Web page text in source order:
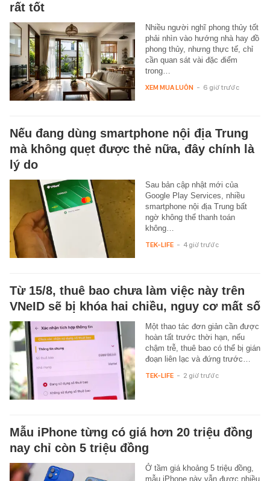
rất tốt
Nhiều người nghĩ phong thủy tốt
phải nhìn vào hướng nhà hay đồ
phong thủy, nhưng thực tế, chỉ
cần quan sát vài đặc điểm
trong…
XEM MUA LUÔN - 6 giờ trước
Nếu đang dùng smartphone nội địa Trung
mà không quẹt được thẻ nữa, đây chính là
lý do
Sau bản cập nhật mới của
Google Play Services, nhiều
smartphone nội địa Trung bất
ngờ không thể thanh toán
không…
TEK-LIFE - 4 giờ trước
Từ 15/8, thuê bao chưa làm việc này trên
VNeID sẽ bị khóa hai chiều, nguy cơ mất số
Một thao tác đơn giản cần được
hoàn tất trước thời hạn, nếu
chậm trễ, thuê bao có thể bị gián
đoạn liên lạc và đứng trước…
TEK-LIFE - 2 giờ trước
Mẫu iPhone từng có giá hơn 20 triệu đồng
nay chỉ còn 5 triệu đồng
Ở tầm giá khoảng 5 triệu đồng,
mẫu iPhone này vẫn được nhiều